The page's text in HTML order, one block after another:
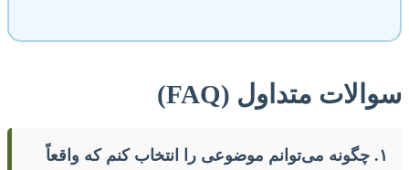
سوالات متداول (FAQ)
۱. چگونه می‌توانم موضوعی را انتخاب کنم که واقعاً